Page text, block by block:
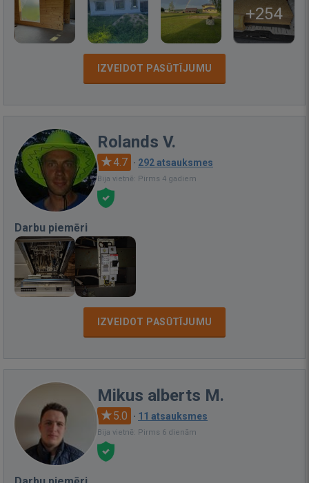
+254
IZVEIDOT PASŪTĪJUMU
Rolands V.
4.7 · 292 atsauksmes
Bija vietnē: Pirms 4 gadiem
Darbu piemēri
IZVEIDOT PASŪTĪJUMU
Mikus alberts M.
5.0 · 11 atsauksmes
Bija vietnē: Pirms 6 dienām